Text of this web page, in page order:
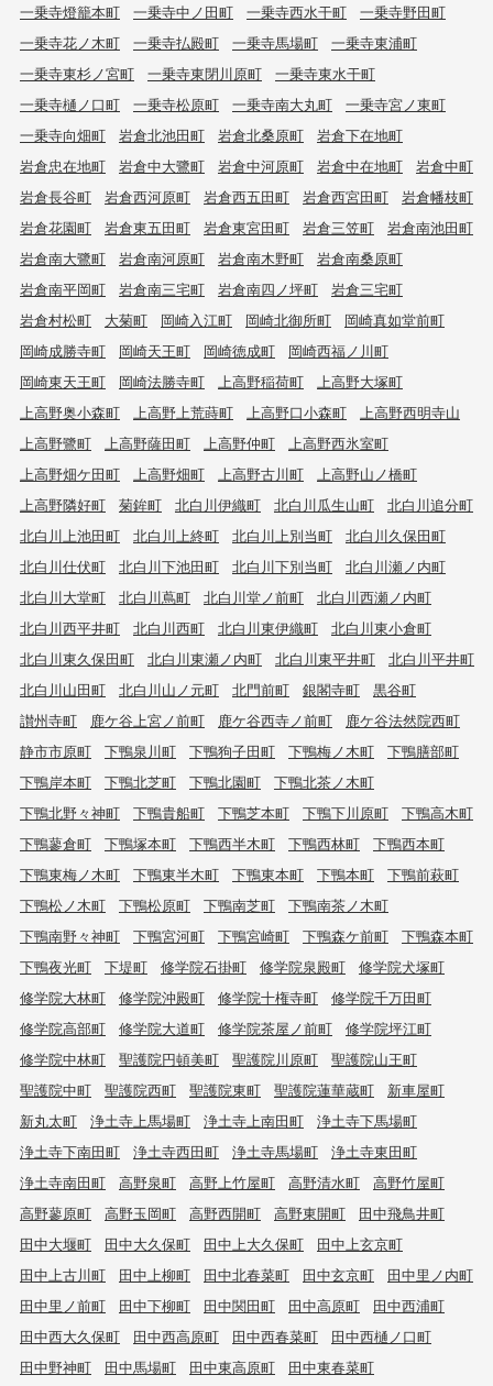
一乗寺燈籠本町 一乗寺中ノ田町 一乗寺西水干町
一乗寺野田町
一乗寺花ノ木町
一乗寺払殿町 一乗寺馬場町
一乗寺東浦町
一乗寺東杉ノ宮町
一乗寺東閉川原町
一乗寺東水干町
一乗寺樋ノ口町
一乗寺松原町 一乗寺南大丸町
一乗寺宮ノ東町
一乗寺向畑町
岩倉北池田町 岩倉北桑原町
岩倉下在地町
岩倉忠在地町
岩倉中大鷺町 岩倉中河原町 岩倉中在地町
岩倉中町
岩倉長谷町
岩倉西河原町 岩倉西五田町 岩倉西宮田町
岩倉幡枝町
岩倉花園町
岩倉東五田町 岩倉東宮田町 岩倉三笠町
岩倉南池田町
岩倉南大鷺町
岩倉南河原町 岩倉南木野町
岩倉南桑原町
岩倉南平岡町
岩倉南三宅町 岩倉南四ノ坪町
岩倉三宅町
岩倉村松町
大菊町 岡崎入江町 岡崎北御所町
岡崎真如堂前町
岡崎成勝寺町
岡崎天王町 岡崎徳成町
岡崎西福ノ川町
岡崎東天王町
岡崎法勝寺町 上高野稲荷町
上高野大塚町
上高野奥小森町
上高野上荒蒔町 上高野口小森町
上高野西明寺山
上高野鷺町
上高野薩田町 上高野仲町
上高野西氷室町
上高野畑ケ田町
上高野畑町 上高野古川町
上高野山ノ橋町
上高野隣好町
菊鉾町 北白川伊織町 北白川瓜生山町
北白川追分町
北白川上池田町
北白川上終町 北白川上別当町
北白川久保田町
北白川仕伏町
北白川下池田町 北白川下別当町
北白川瀬ノ内町
北白川大堂町
北白川蔦町 北白川堂ノ前町
北白川西瀬ノ内町
北白川西平井町
北白川西町 北白川東伊織町
北白川東小倉町
北白川東久保田町
北白川東瀬ノ内町 北白川東平井町
北白川平井町
北白川山田町
北白川山ノ元町 北門前町 銀閣寺町
黒谷町
讃州寺町
鹿ケ谷上宮ノ前町 鹿ケ谷西寺ノ前町
鹿ケ谷法然院西町
静市市原町
下鴨泉川町 下鴨狗子田町 下鴨梅ノ木町
下鴨膳部町
下鴨岸本町
下鴨北芝町 下鴨北園町
下鴨北茶ノ木町
下鴨北野々神町
下鴨貴船町 下鴨芝本町 下鴨下川原町
下鴨高木町
下鴨蓼倉町
下鴨塚本町 下鴨西半木町 下鴨西林町
下鴨西本町
下鴨東梅ノ木町
下鴨東半木町 下鴨東本町 下鴨本町
下鴨前萩町
下鴨松ノ木町
下鴨松原町 下鴨南芝町
下鴨南茶ノ木町
下鴨南野々神町
下鴨宮河町 下鴨宮崎町 下鴨森ケ前町
下鴨森本町
下鴨夜光町
下堤町 修学院石掛町 修学院泉殿町
修学院犬塚町
修学院大林町
修学院沖殿町 修学院十権寺町
修学院千万田町
修学院高部町
修学院大道町 修学院茶屋ノ前町
修学院坪江町
修学院中林町
聖護院円頓美町 聖護院川原町
聖護院山王町
聖護院中町
聖護院西町 聖護院東町 聖護院蓮華蔵町
新車屋町
新丸太町
浄土寺上馬場町 浄土寺上南田町
浄土寺下馬場町
浄土寺下南田町
浄土寺西田町 浄土寺馬場町
浄土寺東田町
浄土寺南田町
高野泉町 高野上竹屋町 高野清水町
高野竹屋町
高野蓼原町
高野玉岡町 高野西開町 高野東開町
田中飛鳥井町
田中大堰町
田中大久保町 田中上大久保町
田中上玄京町
田中上古川町
田中上柳町 田中北春菜町 田中玄京町
田中里ノ内町
田中里ノ前町
田中下柳町 田中関田町 田中高原町
田中西浦町
田中西大久保町
田中西高原町 田中西春菜町
田中西樋ノ口町
田中野神町
田中馬場町 田中東高原町
田中東春菜町